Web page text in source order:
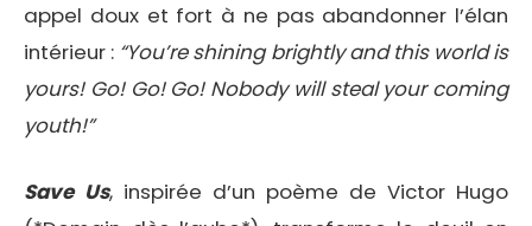
appel doux et fort à ne pas abandonner l’élan
intérieur : “You’re shining brightly and this world is
yours! Go! Go! Go! Nobody will steal your coming
youth!”
Save Us, inspirée d’un poème de Victor Hugo